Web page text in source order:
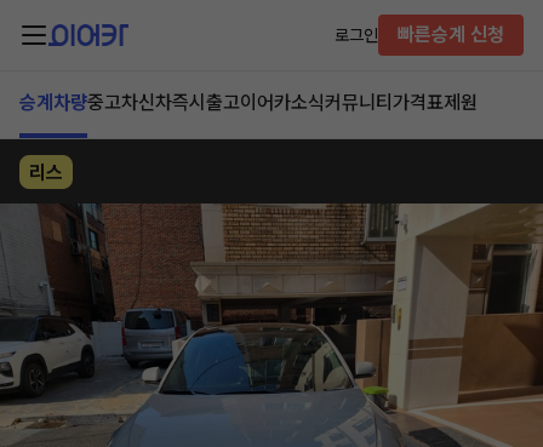
로그인 빠른승계 신청
승계차량중고차신차즉시출고이어카소식커뮤니티 가격표제원
리스